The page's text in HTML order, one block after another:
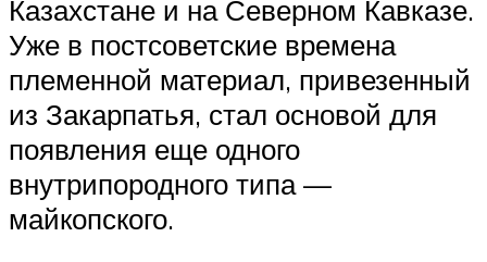
Казахстане и на Северном Кавказе.
Уже в постсоветские времена
племенной материал, привезенный
из Закарпатья, стал основой для
появления еще одного
внутрипородного типа —
майкопского.